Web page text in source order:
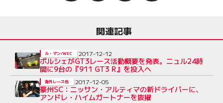
関連記事
ポルシェがGT3レース活動概要を発表。ニュル24時
間に9台の『911 GT3 R』を投入へ
ル・マン/WEC 2017-12-12
豪州SC：ニッサン・アルティマの新ドライバーに、
アンドレ・ハイムガートナーを抜擢
海外レース他 2017-12-05